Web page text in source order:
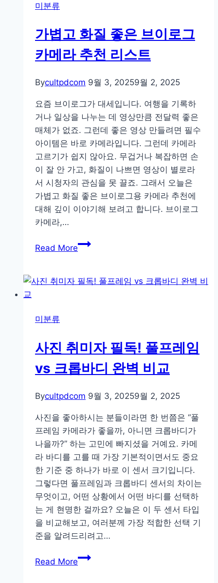
가
볍
고
튼
한
삼
각
대
추
천
리
스
트
미분류
가볍고 화질 좋은 브이로그
카메라 추천 리스트
Bycultpdcom 9월 3, 20259월 2, 2025
요즘 브이로그가 대세입니다. 여행을 기록하
거나 일상을 나누는 데 영상만큼 전달력 좋은
매체가 없죠. 그런데 좋은 영상 만들려면 필수
아이템은 바로 카메라입니다. 그런데 카메라
고르기가 쉽지 않아요. 무겁거나 복잡하면 손
이 잘 안 가고, 화질이 나쁘면 영상이 별로라
서 시청자의 관심을 못 끌죠. 그래서 오늘은
가볍고 화질 좋은 브이로그용 카메라 추천에
대해 깊이 이야기해 보려고 합니다. 브이로그
카메라,…
Read More가
화
이
로
그
메
라
추
천
리
스
트
미분류
사진 취미자 필독! 풀프레임
vs 크롭바디 완벽 비교
Bycultpdcom 9월 3, 20259월 2, 2025
사진을 좋아하시는 분들이라면 한 번쯤은 “풀
프레임 카메라가 좋을까, 아니면 크롭바디가
나을까?” 하는 고민에 빠지셨을 거예요. 카메
라 바디를 고를 때 가장 기본적이면서도 중요
한 기준 중 하나가 바로 이 센서 크기입니다.
그렇다면 풀프레임과 크롭바디 센서의 차이는
무엇이고, 어떤 상황에서 어떤 바디를 선택하
는 게 현명한 걸까요? 오늘은 이 두 센서 타입
을 비교해보고, 여러분께 가장 적합한 선택 기
준을 알려드리려고…
Read More사